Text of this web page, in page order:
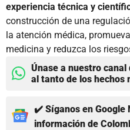
experiencia técnica y
construcción de una
la atención médica,
medicina y reduzca los
Únase a nuestro
al tanto de los hechos
✔️ Síganos en Google
información de